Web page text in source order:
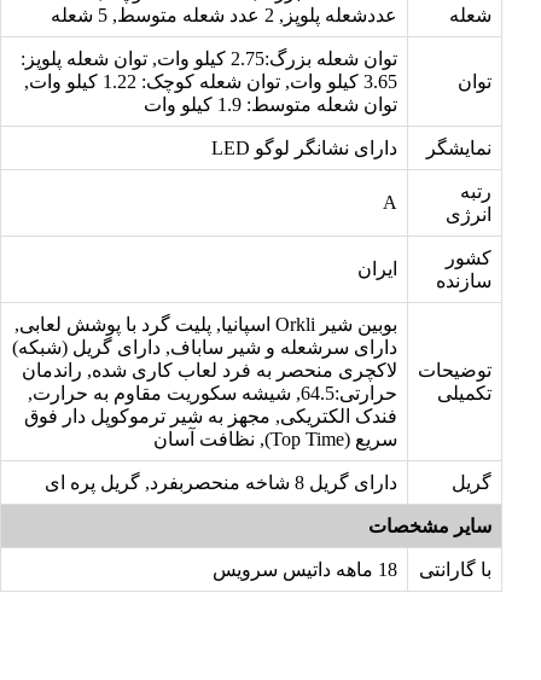
شعله
عددشعله پلوپز, 2 عدد شعله متوسط, 5 شعله
توان
توان شعله بزرگ:2.75 کیلو وات, توان شعله پلوپز:
3.65 کیلو وات, توان شعله کوچک: 1.22 کیلو وات,
توان شعله متوسط: 1.9 کیلو وات
نمایشگر دارای نشانگر لوگو LED
رتبه
انرژی
A
کشور
سازنده
ایران
توضیحات
تکمیلی
بوبین شیر Orkli اسپانیا, پلیت گرد با پوشش لعابی,
دارای سرشعله و شیر ساباف, دارای گریل (شبکه)
لاکچری منحصر به فرد لعاب کاری شده, راندمان
حرارتی:64.5, شیشه سکوریت مقاوم به حرارت,
فندک الکتریکی, مجهز به شیر ترموکوپل دار فوق
سریع (Top Time), نظافت آسان
گریل دارای گریل 8 شاخه منحصربفرد, گریل پره ای
سایر مشخصات
با گارانتی 18 ماهه داتیس سرویس